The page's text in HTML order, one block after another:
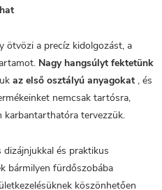
ötvözi a precíz kidolgozást, a
Nagy hangsúlyt fektetünk
az első osztályú anyagokat , és
nemcsak tartósra,
karbantarthatóra tervezzük.
és praktikus
bármilyen fürdőszobába
köszönhetően